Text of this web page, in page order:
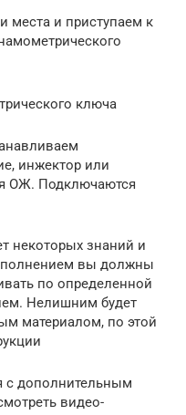
места и приступаем к
ключа
инжектор или
ОЖ. Подключаются
некоторых знаний и
вы должны
по определенной
Нелишним будет
материалом, по этой
с дополнительным
видео-